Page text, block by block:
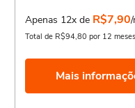
Apenas 12x de R$7,90
Total de R$94,80 por 12 meses
Mais